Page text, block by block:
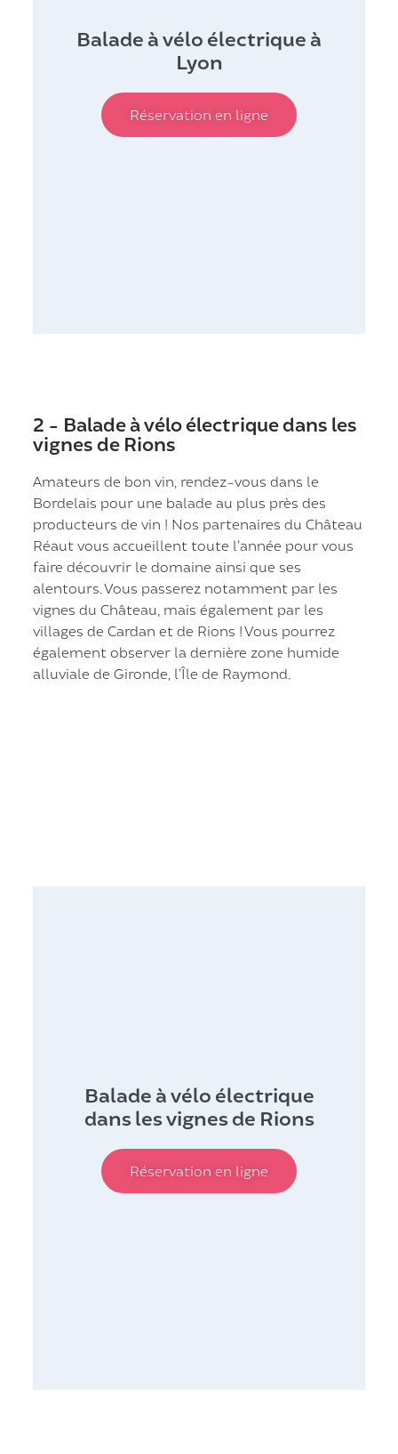
Balade à vélo électrique à
Lyon
Réservation en ligne
2 - Balade à vélo électrique dans les
vignes de Rions
Amateurs de bon vin, rendez-vous dans le
Bordelais pour une balade au plus près des
producteurs de vin ! Nos partenaires du Château
Réaut vous accueillent toute l’année pour vous
faire découvrir le domaine ainsi que ses
alentours. Vous passerez notamment par les
vignes du Château, mais également par les
villages de Cardan et de Rions ! Vous pourrez
également observer la dernière zone humide
alluviale de Gironde, l’Île de Raymond.
Balade à vélo électrique
dans les vignes de Rions
Réservation en ligne